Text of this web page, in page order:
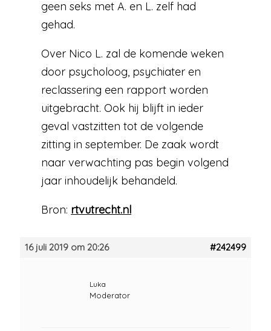
geen seks met A. en L. zelf had
gehad.
Over Nico L. zal de komende weken
door psycholoog, psychiater en
reclassering een rapport worden
uitgebracht. Ook hij blijft in ieder
geval vastzitten tot de volgende
zitting in september. De zaak wordt
naar verwachting pas begin volgend
jaar inhoudelijk behandeld.
Bron: rtvutrecht.nl
16 juli 2019 om 20:26 #242499
Luka
Moderator